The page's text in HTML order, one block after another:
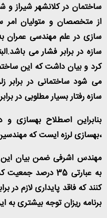
ساختمان در کلانشهر شیراز و
از متخصصان و متولیان امر
سازی در علم مهندسی عمران
سازه در برابر فشار می
کرد و بیان داشت که این
می شود ساختمانی در برابر
سازه رفتار بسیار مطلوبی در
بنابراین اصطلاح بهسازی
،بهسازی لرزه ایست که
به عبارتی 35 درصد
کنند که فاقد پایداری لازم در
برنامه ریزان توجه بیشتری به